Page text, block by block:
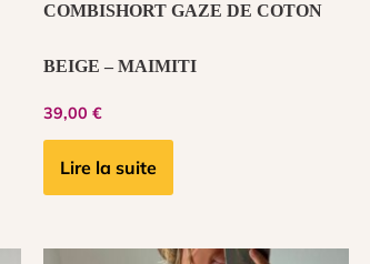
COMBISHORT GAZE DE COTON
BEIGE – MAIMITI
39,00 €
Lire la suite